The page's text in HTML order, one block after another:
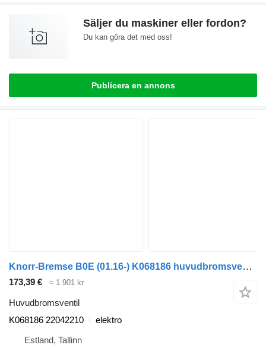
Säljer du maskiner eller fordon?
Du kan göra det med oss!
Publicera en annons
Knorr-Bremse B0E (01.16-) K068186 huvudbromsventil till Volvo B5LH, B0E (2008-) buss
173,39 € ≈ 1 901 kr
Huvudbromsventil
K068186 22042210
elektro
Estland, Tallinn